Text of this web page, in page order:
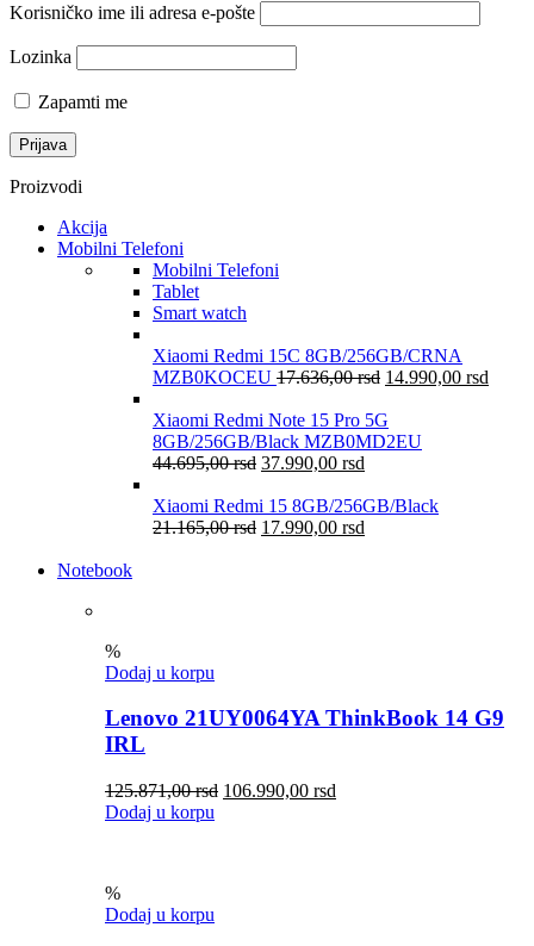
Korisničko ime ili adresa e-pošte
Lozinka
Zapamti me
Proizvodi
Akcija
Mobilni Telefoni
Mobilni Telefoni
Tablet
Smart watch
Xiaomi Redmi 15C 8GB/256GB/CRNA
MZB0KOCEU 17.636,00rsd 14.990,00 rsd
Xiaomi Redmi Note 15 Pro 5G
8GB/256GB/Black MZB0MD2EU
44.695,00rsd 37.990,00 rsd
Xiaomi Redmi 15 8GB/256GB/Black
21.165,00rsd 17.990,00 rsd
Notebook
%
Dodaj u korpu
Lenovo 21UY0064YA ThinkBook 14 G9
IRL
125.871,00rsd 106.990,00 rsd
Dodaj u korpu
%
Dodaj u korpu